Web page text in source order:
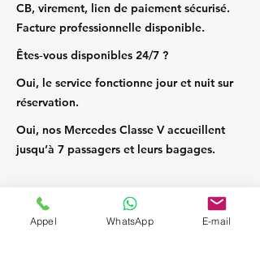
CB, virement, lien de paiement sécurisé.
Facture professionnelle disponible.
Êtes‑vous disponibles 24/7 ?
Oui, le service fonctionne jour et nuit sur
réservation.
Oui, nos Mercedes Classe V accueillent
jusqu’à 7 passagers et leurs bagages.
Appel WhatsApp E-mail